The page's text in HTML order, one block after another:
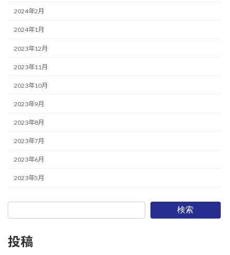
2024年2月
2024年1月
2023年12月
2023年11月
2023年10月
2023年9月
2023年8月
2023年7月
2023年6月
2023年5月
検索
投稿